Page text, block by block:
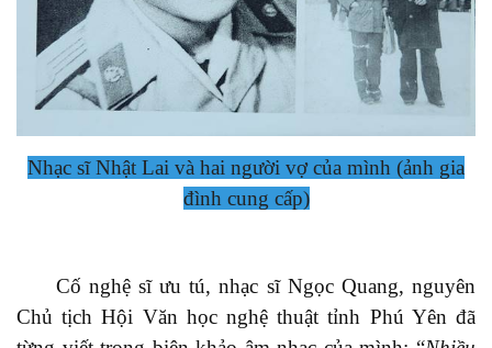
Nhạc sĩ Nhật Lai và hai người vợ của mình (ảnh gia
đình cung cấp)
Cố nghệ sĩ ưutú, nhạc sĩNgọc Quang,nguyên
Chủ tịch Hội Văn học nghệ thuật tỉnh Phú Yên đã